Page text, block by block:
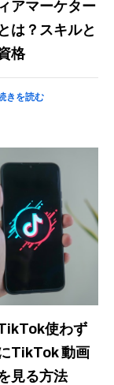
ィアマーケター
とは？スキルと
格
きを読む
使わず
TikTok 動画
見る方法